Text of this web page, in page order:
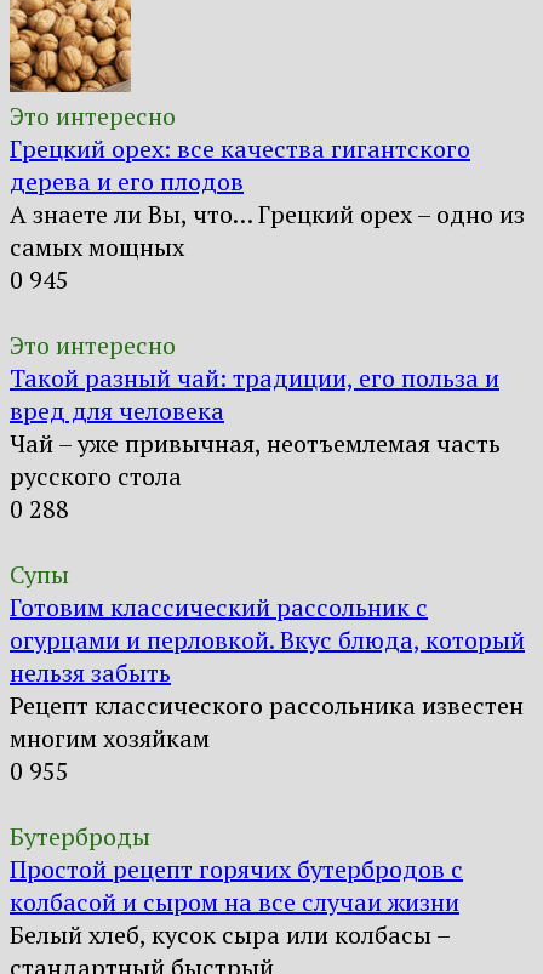
Это интересно
Грецкий орех: все качества гигантского
дерева и его плодов
А знаете ли Вы, что… Грецкий орех – одно из
самых мощных
0 945
Это интересно
Такой разный чай: традиции, его польза и
вред для человека
Чай – уже привычная, неотъемлемая часть
русского стола
0 288
Супы
Готовим классический рассольник с
огурцами и перловкой. Вкус блюда, который
нельзя забыть
Рецепт классического рассольника известен
многим хозяйкам
0 955
Бутерброды
Простой рецепт горячих бутербродов с
колбасой и сыром на все случаи жизни
Белый хлеб, кусок сыра или колбасы –